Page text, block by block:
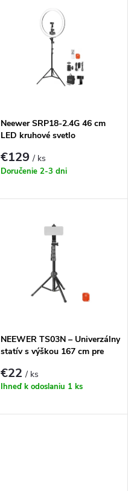
Neewer SRP18-2.4G 46 cm
LED kruhové svetlo
€129/ ks
Doručenie 2-3 dni
NEEWER TS03N – Univerzálny
statív s výškou 167 cm pre
€22/ ks
Ihneď k odoslaniu 1 ks